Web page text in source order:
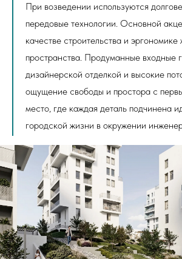
При возведении используются
передовые технологии. Основной
качестве строительства и эргономике
пространства. Продуманные входные
дизайнерской отделкой и высокие
ощущение свободы и простора с
место, где каждая деталь подчинена
городской жизни в окружении